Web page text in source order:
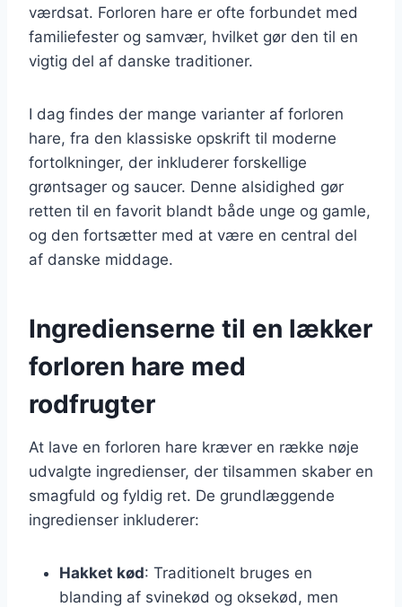
værdsat. Forloren hare er ofte forbundet med
familiefester og samvær, hvilket gør den til en
vigtig del af danske traditioner.
I dag findes der mange varianter af forloren
hare, fra den klassiske opskrift til moderne
fortolkninger, der inkluderer forskellige
grøntsager og saucer. Denne alsidighed gør
retten til en favorit blandt både unge og gamle,
og den fortsætter med at være en central del
af danske middage.
Ingredienserne til en lækker
forloren hare med
rodfrugter
At lave en forloren hare kræver en række nøje
udvalgte ingredienser, der tilsammen skaber en
smagfuld og fyldig ret. De grundlæggende
ingredienser inkluderer:
Hakket kød: Traditionelt bruges en
blanding af svinekød og oksekød, men